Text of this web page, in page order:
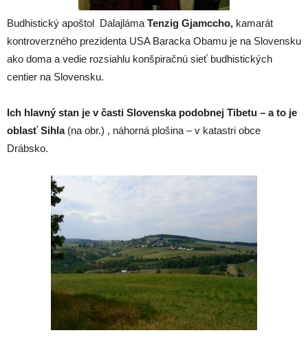
Budhistický apoštol Dalajláma Tenzig Gjamccho, kamarát
kontroverzného prezidenta USA Baracka Obamu je na Slovensku
ako doma a vedie rozsiahlu konšpiračnú sieť budhistických
centier na Slovensku.
Ich hlavný stan je v časti Slovenska podobnej Tibetu – a to je
oblasť Sihla(na obr.) , náhorná plošina – v katastri obce
Drábsko.